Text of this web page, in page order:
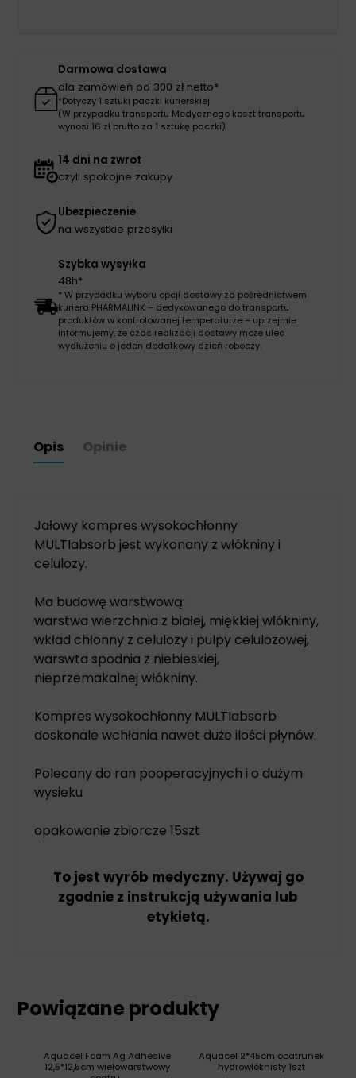
jałowy
Darmowa dostawa
dla zamówień od 300 zł netto*
*Dotyczy 1 sztuki paczki kurierskiej
(W przypadku transportu Medycznego koszt transportu
wynosi 16 zł brutto za 1 sztukę paczki)
14 dni na zwrot
czyli spokojne zakupy
Ubezpieczenie
na wszystkie przesyłki
Szybka wysyłka
48h*
* W przypadku wyboru opcji dostawy za pośrednictwem
kuriera PHARMALINK – dedykowanego do transportu
produktów w kontrolowanej temperaturze – uprzejmie
informujemy, że czas realizacji dostawy może ulec
wydłużeniu o jeden dodatkowy dzień roboczy.
Opis Opinie
Jałowy kompres wysokochłonny
MULTIabsorb jest wykonany z włókniny i
celulozy.
Ma budowę warstwową:
warstwa wierzchnia z białej, miękkiej włókniny,
wkład chłonny z celulozy i pulpy celulozowej,
warswta spodnia z niebieskiej,
nieprzemakalnej włókniny.
Kompres wysokochłonny MULTIabsorb
doskonale wchłania nawet duże ilości płynów.
Polecany do ran pooperacyjnych i o dużym
wysieku
opakowanie zbiorcze 15szt
To jest wyrób medyczny. Używaj go
zgodnie z instrukcją używania lub
etykietą.
Powiązane produkty
Aquacel 2*45cm opatrunek
hydrowłóknisty 1szt
Aquacel Foam Ag Adhesive
12,5*12,5cm wielowarstwowy